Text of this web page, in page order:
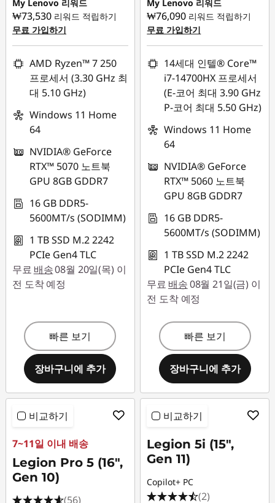
My Lenovo 리워드
₩73,530 리워드 적립하기
무료 가입하기
AMD Ryzen™ 7 250
프로세서 (3.30 GHz 최
대 5.10 GHz)
Windows 11 Home
64
NVIDIA® GeForce
RTX™ 5070 노트북
GPU 8GB GDDR7
16 GB DDR5-
5600MT/s (SODIMM)
1 TB SSD M.2 2242
PCIe Gen4 TLC
무료 배송08월 20일(목) 이
전 도착 예정
빠른 보기
장바구니에 추가
My Lenovo 리워드
₩76,090 리워드 적립하기
무료 가입하기
14세대 인텔® Core™
i7-14700HX 프로세서
(E-코어 최대 3.90 GHz
P-코어 최대 5.50 GHz)
Windows 11 Home
64
NVIDIA® GeForce
RTX™ 5060 노트북
GPU 8GB GDDR7
16 GB DDR5-
5600MT/s (SODIMM)
1 TB SSD M.2 2242
PCIe Gen4 TLC
무료 배송08월 21일(금) 이
전 도착 예정
빠른 보기
장바구니에 추가
비교하기
7~11일 이내 배송
Legion Pro 5 (16",
Gen 10)
(56)
비교하기
Legion 5i (15",
Gen 11)
Copilot+ PC
(2)